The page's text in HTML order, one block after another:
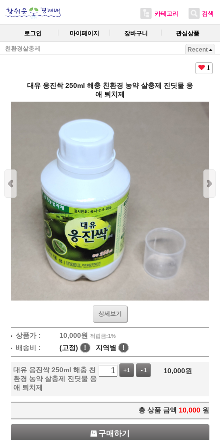
카테고리 검색
로그인 마이페이지 장바구니 관심상품
친환경살충제 Recent
1
대유 응진싹 250ml 해충 친환경 농약 살충제 진딧물 응
애 퇴치제
상세보기
상품가 : 10,000원 적립금:1%
배송비 : (고정) ! 지역별 !
대유 응진싹 250ml 해충 친
환경 농약 살충제 진딧물 응
애 퇴치제
+1 -1 10,000원
총 상품 금액 10,000 원
구매하기